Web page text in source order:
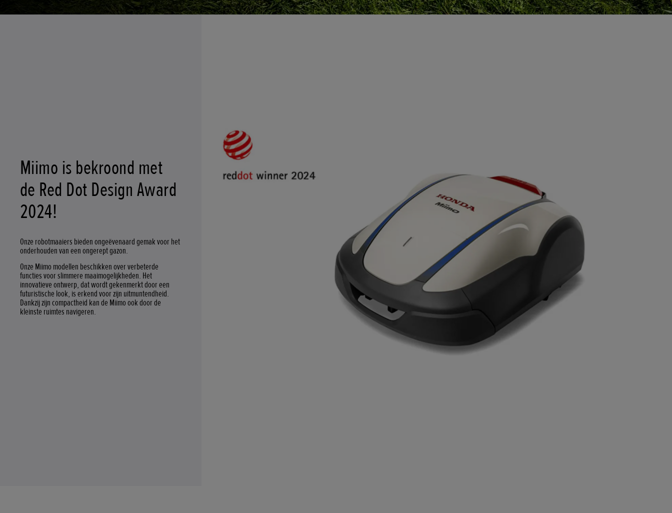
Miimo is bekroond met
de Red Dot Design Award
2024!
Onze robotmaaiers bieden ongeëvenaard gemak voor het
onderhouden van een ongerept gazon.
Onze Miimo modellen beschikken over verbeterde
functies voor slimmere maaimogelijkheden. Het
innovatieve ontwerp, dat wordt gekenmerkt door een
futuristische look, is erkend voor zijn uitmuntendheid.
Dankzij zijn compactheid kan de Miimo ook door de
kleinste ruimtes navigeren.